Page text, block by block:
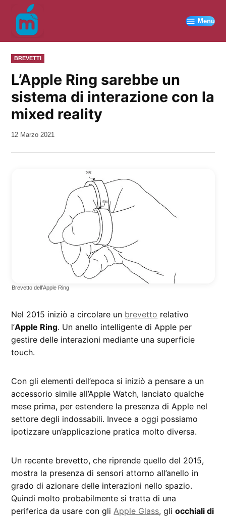
contenuto
Menu
PUBBLICATO
IN
BREVETTI
L’Apple Ring sarebbe un
sistema di interazione con la
mixed reality
da
12 Marzo 2021
Brevetto dell’Apple Ring
Nel 2015 iniziò a circolare un brevetto relativo
l’Apple Ring. Un anello intelligente di Apple per
gestire delle interazioni mediante una superficie
touch.
Con gli elementi dell’epoca si iniziò a pensare a un
accessorio simile all’Apple Watch, lanciato qualche
mese prima, per estendere la presenza di Apple nel
settore degli indossabili. Invece a oggi possiamo
ipotizzare un’applicazione pratica molto diversa.
Un recente brevetto, che riprende quello del 2015,
mostra la presenza di sensori attorno all’anello in
grado di azionare delle interazioni nello spazio.
Quindi molto probabilmente si tratta di una
periferica da usare con gliApple Glass, gliocchiali di